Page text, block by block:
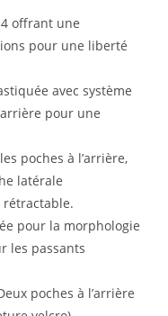
offrant une
pour une liberté
avec système
pour une
poches à l’arrière,
latérale
pour la morphologie
les passants
poches à l’arrière